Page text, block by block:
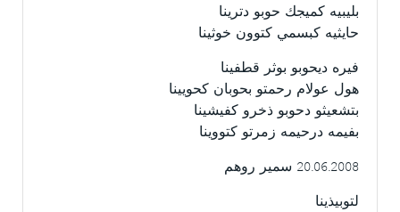
بليبيه كميجك حوبو دترينا
حايثيه كبسمي كتوون خوثينا
فيره ديحوبو بوثر قطفينا
هول عولام رحمتو بحوبان كحويينا
بتشعيثو دحوبو ذخرو كفيشينا
بفيمه درحيمه زمرتو كتووينا
20.06.2008 سمير روهم
لتوبيذينا